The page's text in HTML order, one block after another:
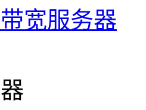
宽服务器